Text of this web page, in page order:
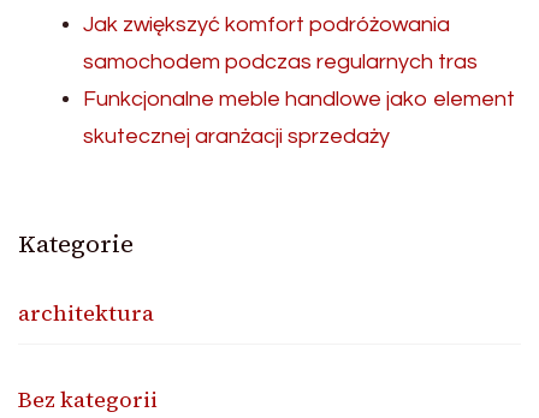
Jak zwiększyć komfort podróżowania
samochodem podczas regularnych tras
Funkcjonalne meble handlowe jako element
skutecznej aranżacji sprzedaży
Kategorie
architektura
Bez kategorii